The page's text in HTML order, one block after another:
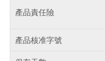
產品責任險
產品核准字號